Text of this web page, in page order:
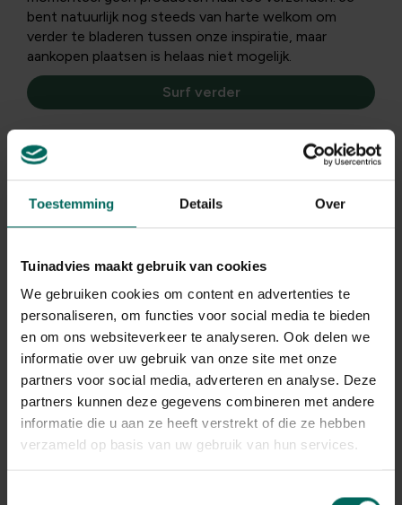
Toestemming Details Over
Tuinadvies maakt gebruik van cookies
We gebruiken cookies om content en advertenties te
personaliseren, om functies voor social media te bieden
en om ons websiteverkeer te analyseren. Ook delen we
informatie over uw gebruik van onze site met onze
partners voor social media, adverteren en analyse. Deze
partners kunnen deze gegevens combineren met andere
informatie die u aan ze heeft verstrekt of die ze hebben
verzameld op basis van uw gebruik van hun services.
Plantenlabels
Plantenlabel in
bamboe - set van 10
stuks
13,
Esschert Design
Bamboe
plantenstekers
2,
2 - 2 resulta(a)t(en) getoond
Terug naar boven
bent natuurlijk nog steeds van harte welkom om
verder te bladeren tussen onze inspiratie, maar
aankopen plaatsen is helaas niet mogelijk.
Surf verder